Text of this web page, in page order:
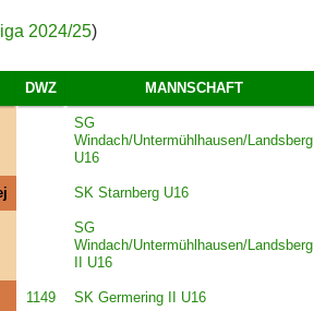
2024/25)
DWZ MANNSCHAFT
SG
Windach/Untermühlhausen/Landsberg
U16
SK Starnberg U16
SG
Windach/Untermühlhausen/Landsberg
II U16
1149 SK Germering II U16